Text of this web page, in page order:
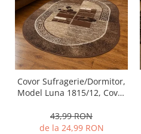
Covor Sufragerie/Dormitor,
Model Luna 1815/12, Covor
43,99 RON
de la 24,99 RON